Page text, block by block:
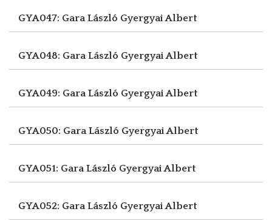
GYA047: Gara László Gyergyai Albert
GYA048: Gara László Gyergyai Albert
GYA049: Gara László Gyergyai Albert
GYA050: Gara László Gyergyai Albert
GYA051: Gara László Gyergyai Albert
GYA052: Gara László Gyergyai Albert